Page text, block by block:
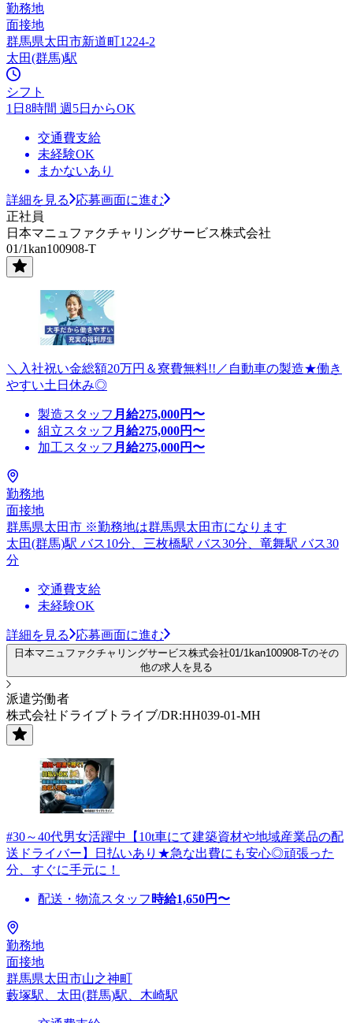
勤務地
面接地
群馬県太田市新道町1224-2
太田(群馬)駅
シフト
1日8時間 週5日からOK
交通費支給
未経験OK
まかないあり
詳細を見る
応募画面に進む
正社員
日本マニュファクチャリングサービス株式会社
01/1kan100908-T
＼入社祝い金総額20万円＆寮費無料!!／自動車の製造★働き
やすい土日休み◎
製造スタッフ 月給275,000円〜
組立スタッフ 月給275,000円〜
加工スタッフ 月給275,000円〜
勤務地
面接地
群馬県太田市 ※勤務地は群馬県太田市になります
太田(群馬)駅 バス10分、三枚橋駅 バス30分、竜舞駅 バス30
分
交通費支給
未経験OK
詳細を見る 応募画面に進む
日本マニュファクチャリングサービス株式会社01/1kan100908-Tのその
他の求人を見る
派遣労働者
株式会社ドライブトライブ/DR:HH039-01-MH
#30～40代男女活躍中【10t車にて建築資材や地域産業品の配
送ドライバー】日払いあり★急な出費にも安心◎頑張った
分、すぐに手元に！
配送・物流スタッフ 時給1,650円〜
勤務地
面接地
群馬県太田市山之神町
藪塚駅、太田(群馬)駅、木崎駅